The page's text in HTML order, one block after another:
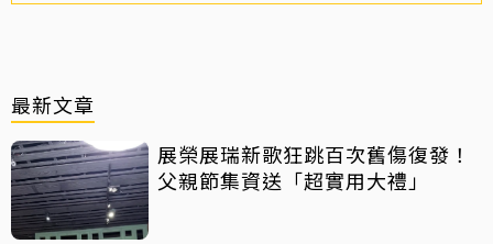
最新文章
展榮展瑞新歌狂跳百次舊傷復發！
父親節集資送「超實用大禮」